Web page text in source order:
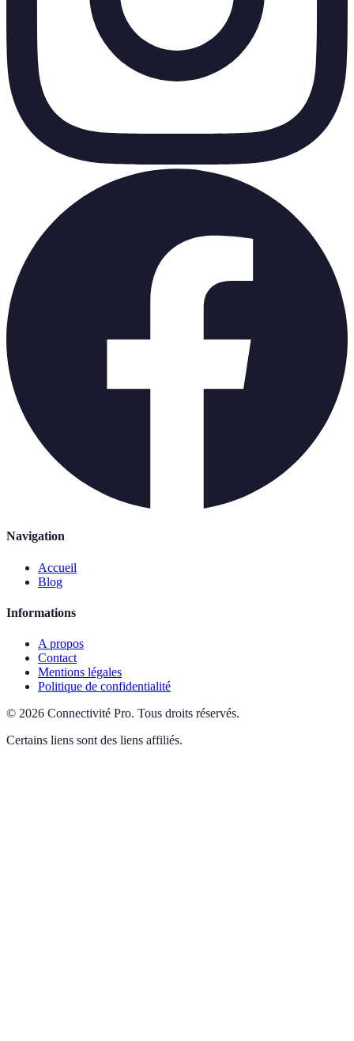
Navigation
Accueil
Blog
Informations
A propos
Contact
Mentions légales
Politique de confidentialité
© 2026 Connectivité Pro. Tous droits réservés.
Certains liens sont des liens affiliés.